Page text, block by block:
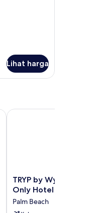
Lihat harga
TRYP
by
Wyndham
Aruba
TRYP by Wyndham
Only Hotel
Palm Beach
TRYP by Wyndham